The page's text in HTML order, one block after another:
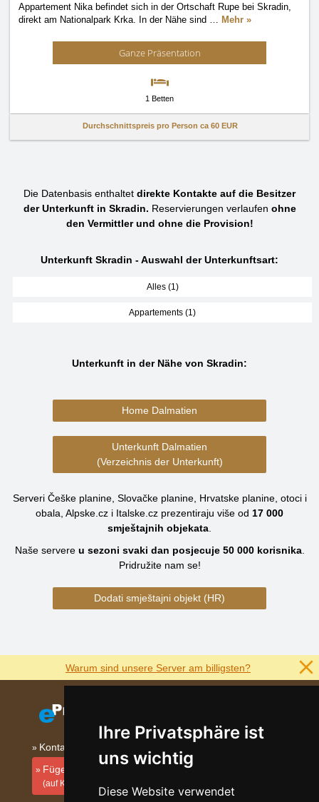
Ihre Privatsphäre ist
uns wichtig
Diese Website verwendet
Appartement Nika befindet sich in der Ortschaft Rupe bei Skradin,
direkt am Nationalpark Krka. In der Nähe sind … Mehr »
Ganze Präsentation
1 Betten
Durchschnittspreis pro Person ca 60 EUR
Die Datenbasis enthaltet direkte Kontakte auf die Besitzer
der Unterkunft in Skradin. Reservierungen verlaufen ohne
den Vermittler und ohne die Provision!
Unterkunft Skradin - Auswahl der Unterkunftsart:
Alles (1)
Appartements (1)
Unterkunft in der Nähe von Skradin:
Home Dalmatien
Unterkunft Dalmatien
(Verzeichnis der Unterkunft)
Serveri Češke planine, Slovačke planine, Hrvatske planine, otoci i
obala, Alpske.cz i Italske.cz prezentiraju više od 17 000
smještajnih objekata
Naše servere u sezoni svaki dan posjecuje 50 000korisnika.
Pridružite nam se!
Dodati smještajni objekt (HR)
Warum sind unsere Server am billigsten?
Kontakt
Fügen Sie Ihre Unterkunft hinzu
(auf Kroatisch)